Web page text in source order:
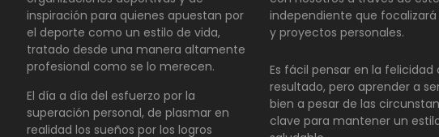
inspiración para quienes apuestan por
el deporte como un estilo de vida,
tratado desde una manera altamente
profesional como se lo merecen.
El día a día del esfuerzo por la
superación personal, de plasmar en
realidad los sueños por los logros
independiente que
y proyectos personales.
Es fácil pensar en la
resultado, pero aprender a
bien a pesar de las
clave para mantener un